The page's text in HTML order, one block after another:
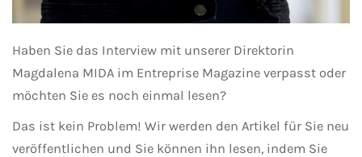
Haben Sie das Interview mit unserer Direktorin
Magdalena MIDA im Entreprise Magazine verpasst oder
möchten Sie es noch einmal lesen?
Das ist kein Problem! Wir werden den Artikel für Sie neu
veröffentlichen und Sie können ihn lesen, indem Sie